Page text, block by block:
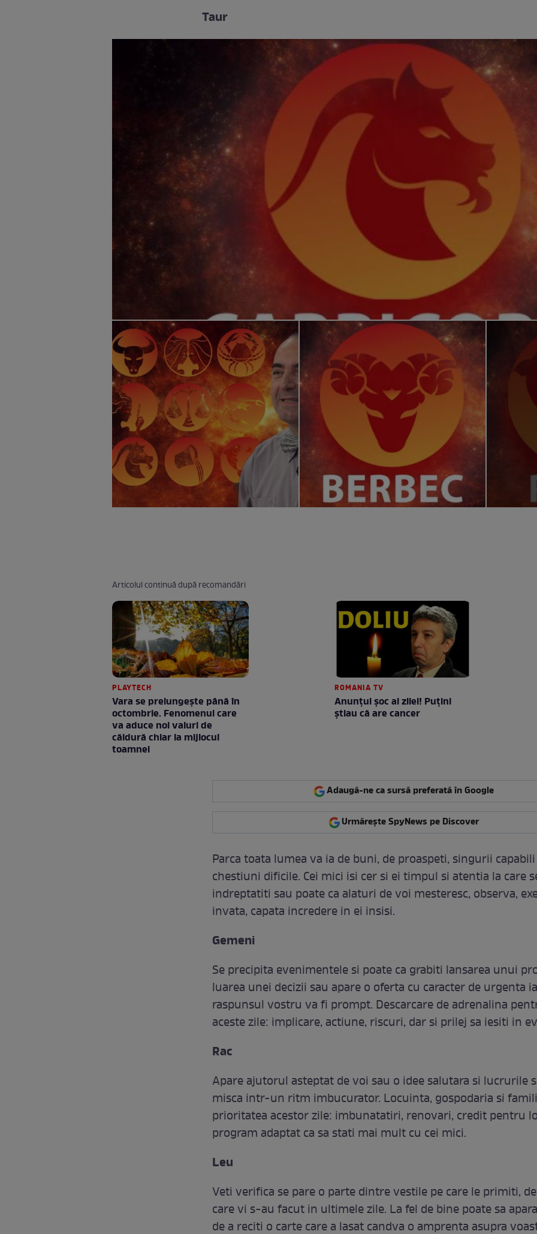
Taur
Articolul continuă după recomandări
PLAYTECH
Vara se prelungeşte până în
octombrie. Fenomenul care
va aduce noi valuri de
căldură chiar la mijlocul
toamnei
ROMANIA TV
Anunţul şoc al zilei! Puţini
ştiau că are cancer
Adaugă-ne ca sursă preferată în Google
Urmărește SpyNews pe Discover
Parca toata lumea va ia de buni, de proaspeti, singurii
chestiuni dificile. Cei mici isi cer si ei timpul si atentia la care
indreptatiti sau poate ca alaturi de voi mesteresc, observa,
invata, capata incredere in ei insisi.
Gemeni
Se precipita evenimentele si poate ca grabiti lansarea unui
luarea unei decizii sau apare o oferta cu caracter de urgenta
raspunsul vostru va fi prompt. Descarcare de adrenalina
aceste zile: implicare, actiune, riscuri, dar si prilej sa iesiti in
Rac
Apare ajutorul asteptat de voi sau o idee salutara si lucrurile
misca intr-un ritm imbucurator. Locuinta, gospodaria si
prioritatea acestor zile: imbunatatiri, renovari, credit pentru
program adaptat ca sa stati mai mult cu cei mici.
Leu
Veti verifica se pare o parte dintre vestile pe care le primiti,
care vi s-au facut in ultimele zile. La fel de bine poate sa
de a reciti o carte care a lasat candva o amprenta asupra